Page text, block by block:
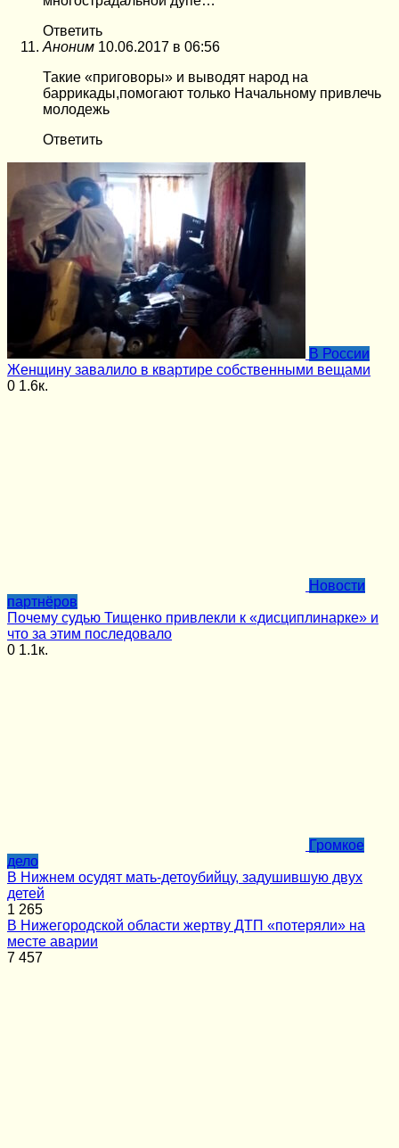
Ответить
Аноним 10.06.2017 в 06:56
Такие «приговоры» и выводят народ на
баррикады,помогают только Начальному привлечь
молодежь
Ответить
В России
Женщину завалило в квартире собственными вещами
0 1.6к.
Новости
партнёров
Почему судью Тищенко привлекли к «дисциплинарке» и
что за этим последовало
0 1.1к.
Громкое
дело
В Нижнем осудят мать-детоубийцу, задушившую двух
детей
1 265
В Нижегородской области жертву ДТП «потеряли» на
месте аварии
7 457